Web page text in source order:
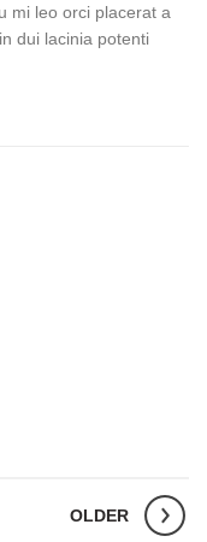
mi leo orci placerat a
dui lacinia potenti
OLDER